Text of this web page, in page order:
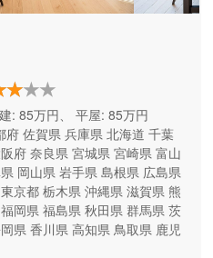
: 85万円、 平屋: 85万円
府 佐賀県 兵庫県 北海道 千葉
府 奈良県 宮城県 宮崎県 富山
岡山県 岩手県 島根県 広島県
東京都 栃木県 沖縄県 滋賀県 熊
福岡県 福島県 秋田県 群馬県 茨
県 香川県 高知県 鳥取県 鹿児